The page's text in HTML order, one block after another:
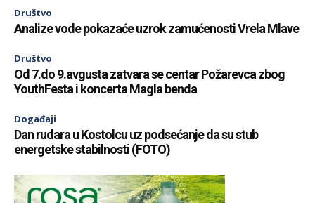
Društvo
Analize vode pokazaće uzrok zamućenosti Vrela Mlave
Društvo
Od 7.do 9.avgusta zatvara se centar Požarevca zbog
YouthFesta i koncerta Magla benda
Događaji
Dan rudara u Kostolcu uz podsećanje da su stub
energetske stabilnosti (FOTO)